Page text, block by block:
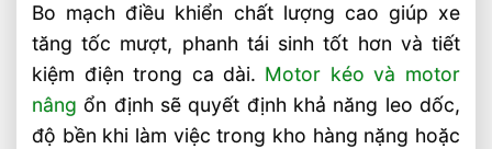
Bo mạch điều khiển chất lượng cao giúp xe
tăng tốc mượt, phanh tái sinh tốt hơn và tiết
kiệm điện trong ca dài. Motor kéo và motor
nâng ổn định sẽ quyết định khả năng leo dốc,
độ bền khi làm việc trong kho hàng nặng hoặc